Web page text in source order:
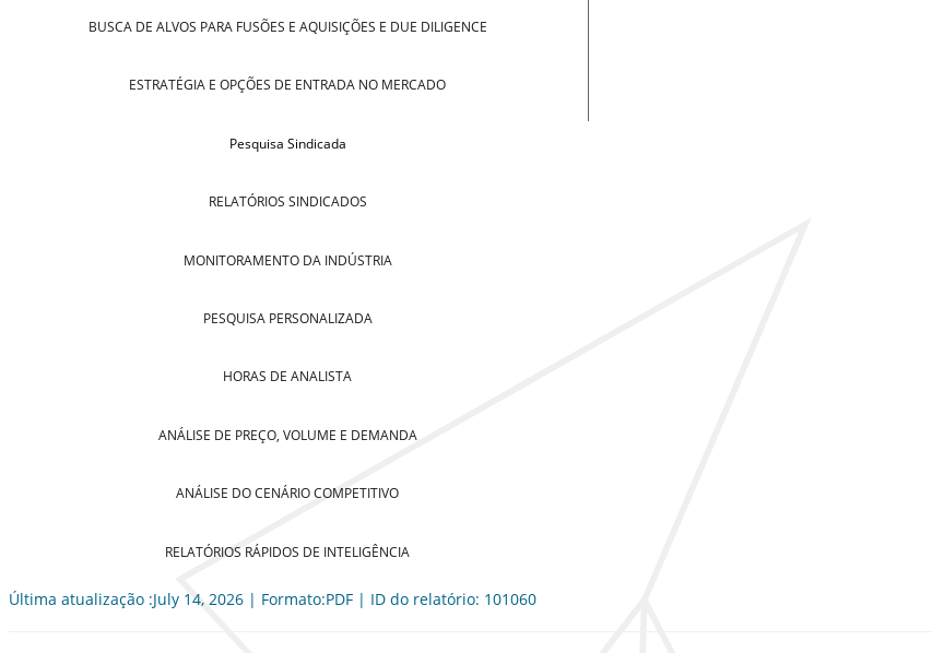
BUSCA DE ALVOS PARA FUSÕES E AQUISIÇÕES E DUE DILIGENCE
ESTRATÉGIA E OPÇÕES DE ENTRADA NO MERCADO
Pesquisa Sindicada
RELATÓRIOS SINDICADOS
MONITORAMENTO DA INDÚSTRIA
PESQUISA PERSONALIZADA
HORAS DE ANALISTA
ANÁLISE DE PREÇO, VOLUME E DEMANDA
ANÁLISE DO CENÁRIO COMPETITIVO
RELATÓRIOS RÁPIDOS DE INTELIGÊNCIA
Última atualização :July 14, 2026 | Formato:PDF | ID do relatório: 101060